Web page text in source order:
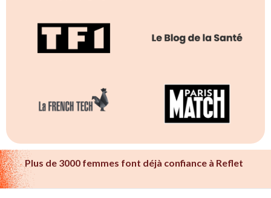
Plus de 3000 femmes font déjà confiance à Reflet